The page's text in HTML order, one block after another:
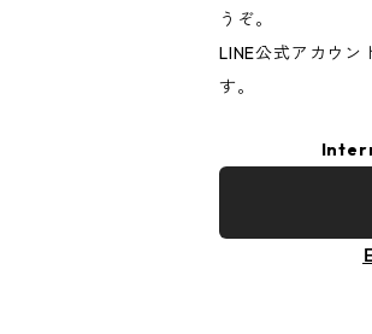
うぞ。
LINE公式アカウン
す。